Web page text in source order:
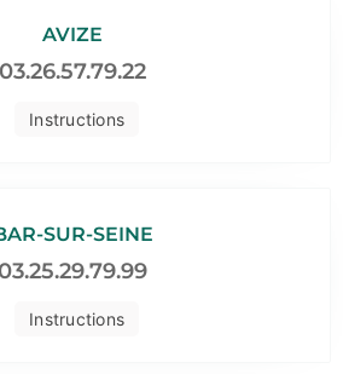
Instructions
AVIZE
03.26.57.79.22
Instructions
SUR-SEINE